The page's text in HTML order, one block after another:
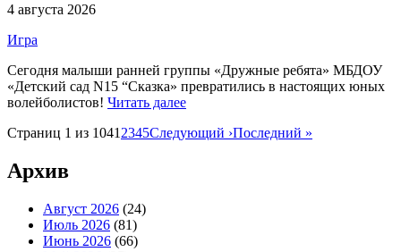
4 августа 2026
Игра
Сегодня малыши ранней группы «Дружные ребята» МБДОУ
«Детский сад N15 “Сказка» превратились в настоящих юных
волейболистов! Читать далее
Страниц 1 из 1041 2345Следующий ›Последний »
Архив
Август 2026 (24)
Июль 2026 (81)
Июнь 2026 (66)